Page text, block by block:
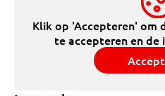
Klik op 'Accepteren' om
te accepteren en de